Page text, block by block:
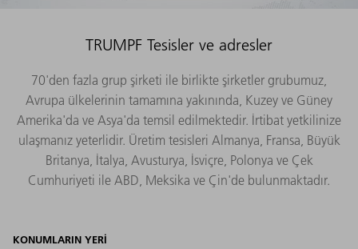
TRUMPF Tesisler ve adresler
70'den fazla grup şirketi ile birlikte şirketler grubumuz,
Avrupa ülkelerinin tamamına yakınında, Kuzey ve Güney
Amerika'da ve Asya'da temsil edilmektedir. İrtibat yetkilinize
ulaşmanız yeterlidir. Üretim tesisleri Almanya, Fransa, Büyük
Britanya, İtalya, Avusturya, İsviçre, Polonya ve Çek
Cumhuriyeti ile ABD, Meksika ve Çin'de bulunmaktadır.
KONUMLARIN YERI